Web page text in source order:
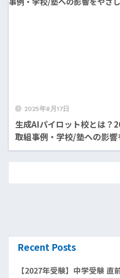
2025年8月17日
生成AIパイロット校とは？
取組事例・学校/塾への影
Recent Posts
【2027年受験】中学受験 直